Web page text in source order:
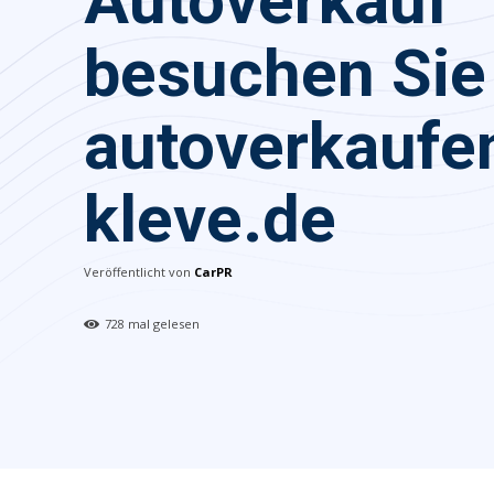
besuchen Sie
kleve.de
Veröffentlicht von CarPR
728 mal gelesen